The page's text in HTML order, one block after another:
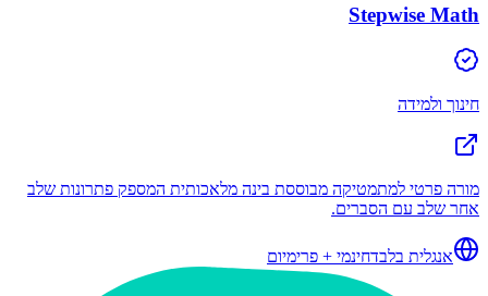
Stepwise Math
חינוך ולמידה
מורה פרטי למתמטיקה מבוססת בינה מלאכותית המספק פתרונות שלב
אחר שלב עם הסברים.
אנגלית בלבדחינמי + פרימיום